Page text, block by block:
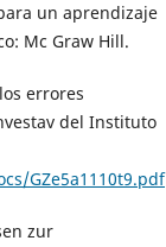
un aprendizaje
Mc Graw Hill.
errores
del Instituto
GZe5a1110t9.pdf
zur